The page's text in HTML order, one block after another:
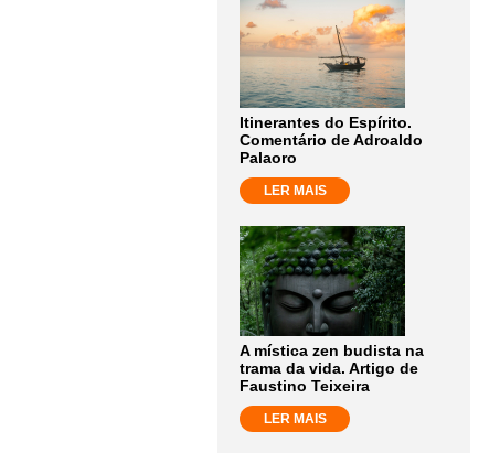
Itinerantes do Espírito.
Comentário de Adroaldo
Palaoro
LER MAIS
A mística zen budista na
trama da vida. Artigo de
Faustino Teixeira
LER MAIS